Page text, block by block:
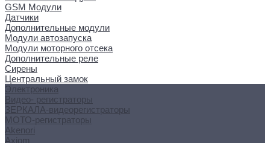
GSM Модули
Датчики
Дополнительные модули
Модули автозапуска
Модули моторного отсека
Дополнительные реле
Сирены
Центральный замок
Электроника
Видео- регистраторы
ЗЕРКАЛА-видеорегистраторы
МОТО-регистраторы
Akenori
Axiom